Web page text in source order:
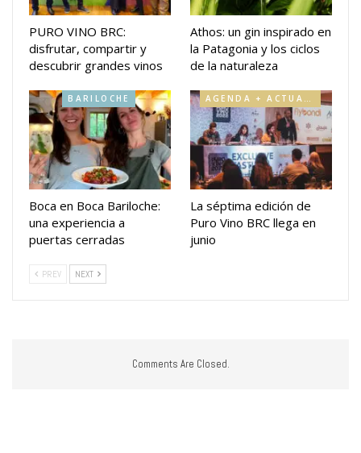
PURO VINO BRC:
disfrutar, compartir y
descubrir grandes vinos
Athos: un gin inspirado en
la Patagonia y los ciclos
de la naturaleza
BARILOCHE
Boca en Boca Bariloche:
una experiencia a
puertas cerradas
AGENDA + ACTUALIDAD
La séptima edición de
Puro Vino BRC llega en
junio
PREV NEXT
Comments Are Closed.